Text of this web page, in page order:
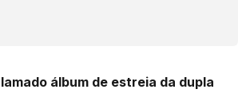
álbum de estreia da dupla